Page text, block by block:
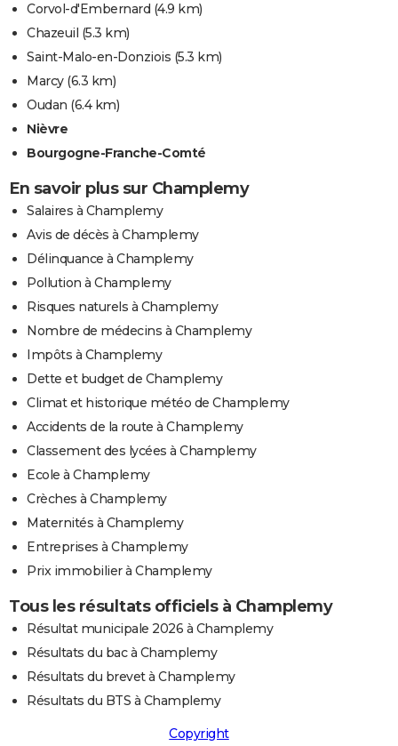
Corvol-d'Embernard (4.9 km)
Chazeuil (5.3 km)
Saint-Malo-en-Donziois (5.3 km)
Marcy(6.3 km)
Oudan (6.4 km)
Nièvre
Bourgogne-Franche-Comté
En savoir plus sur Champlemy
Salaires à Champlemy
Avis de décès à Champlemy
Délinquance à Champlemy
Pollution à Champlemy
Risques naturels à Champlemy
Nombre de médecins à Champlemy
Impôts à Champlemy
Dette et budget de Champlemy
Climat et historique météo de Champlemy
Accidents de la route à Champlemy
Classement des lycées à Champlemy
Ecole à Champlemy
Crèches à Champlemy
Maternités à Champlemy
Entreprises à Champlemy
Prix immobilier à Champlemy
Tous les résultats officiels à Champlemy
Résultat municipale 2026 à Champlemy
Résultats du bac à Champlemy
Résultats du brevet à Champlemy
Résultats du BTS à Champlemy
Copyright